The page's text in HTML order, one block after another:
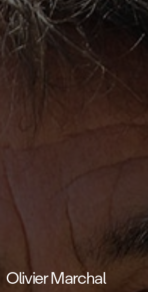
Olivier Marchal